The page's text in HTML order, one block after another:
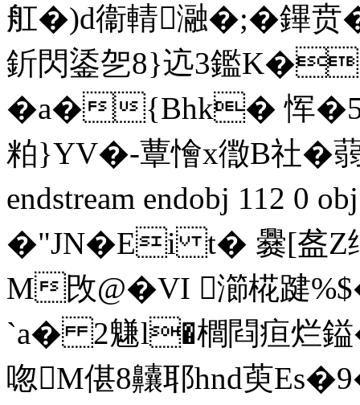
舡�)d衞輤瀜�;�鏎贲
釿閃鋈乫8}迒3鑑
�a�{Bhk� 恽
粕}YV�-蕈懀x徾B社�
endstream endobj 112 0
�"JN�Ei t� 爨[盋Z绲
M攺@�VI 瀄椛踺
`a� 2魐l�櫚閰疸烂
唿M偡8齉耶hnd萸